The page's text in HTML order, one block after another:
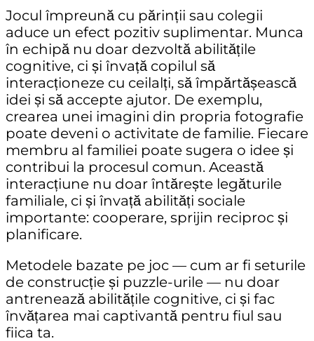
Jocul împreună cu părinții sau colegii
aduce un efect pozitiv suplimentar. Munca
în echipă nu doar dezvoltă abilitățile
cognitive, ci și învață copilul să
interacționeze cu ceilalți, să împărtășească
idei și să accepte ajutor. De exemplu,
crearea unei imagini din propria fotografie
poate deveni o activitate de familie. Fiecare
membru al familiei poate sugera o idee și
contribui la procesul comun. Această
interacțiune nu doar întărește legăturile
familiale, ci și învață abilități sociale
importante: cooperare, sprijin reciproc și
planificare.
Metodele bazate pe joc — cum ar fi seturile
de construcție și puzzle-urile — nu doar
antrenează abilitățile cognitive, ci și fac
învățarea mai captivantă pentru fiul sau
fiica ta.